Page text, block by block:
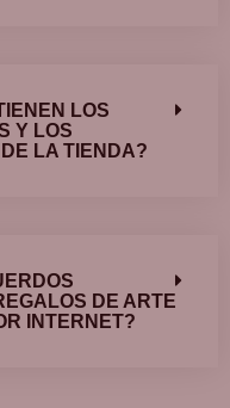
LOS
Y LOS
LA TIENDA?
DE ARTE
INTERNET?